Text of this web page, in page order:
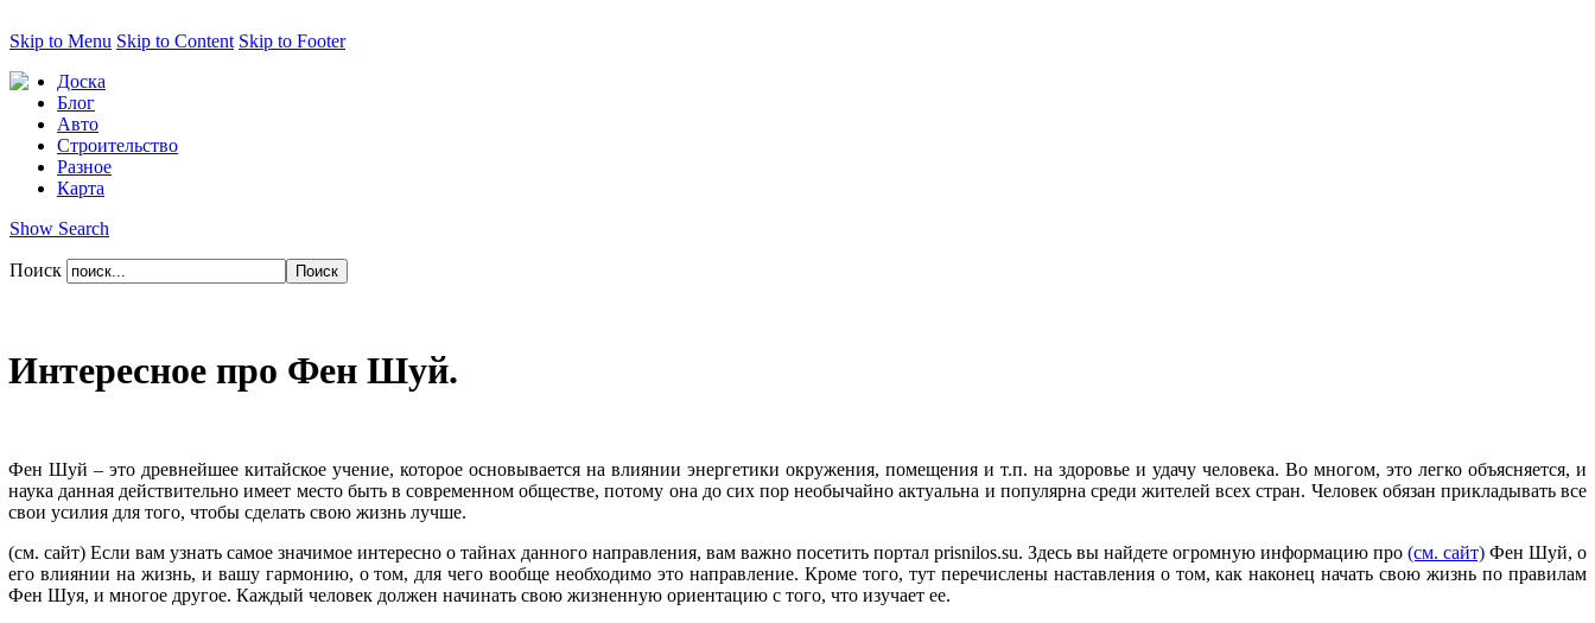
Skip to Menu Skip to Content Skip to Footer
Доска
Блог
Авто
Строительство
Разное
Карта
Show Search
Поиск
Интересное про Фен Шуй.
Фен Шуй – это древнейшее китайское учение, которое основывается на влиянии энергетики окружения, помещения и т.п. на здоровье и удачу человека. Во многом, это легко объясняется, и
наука данная действительно имеет место быть в современном обществе, потому она до сих пор необычайно актуальна и популярна среди жителей всех стран. Человек обязан прикладывать все
свои усилия для того, чтобы сделать свою жизнь лучше.
(см. сайт) Если вам узнать самое значимое интересно о тайнах данного направления, вам важно посетить портал prisnilos.su. Здесь вы найдете огромную информацию про (см. сайт) Фен Шуй, о
его влиянии на жизнь, и вашу гармонию, о том, для чего вообще необходимо это направление. Кроме того, тут перечислены наставления о том, как наконец начать свою жизнь по правилам
Фен Шуя, и многое другое. Каждый человек должен начинать свою жизненную ориентацию с того, что изучает ее.